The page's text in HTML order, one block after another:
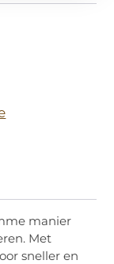
manier
Met
sneller en